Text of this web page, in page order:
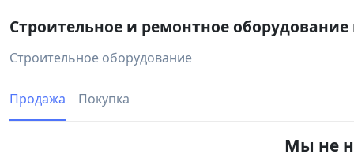
Строительное и ремонтное
Строительное оборудование
Продажа Покупка
Мы не